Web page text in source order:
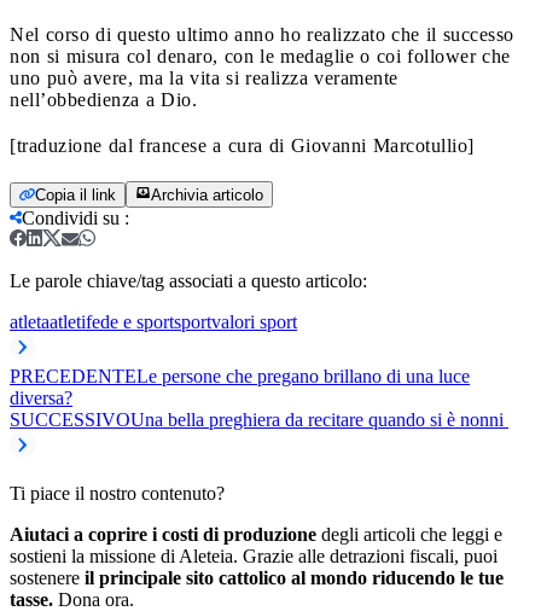
Nel corso di questo ultimo anno ho realizzato che il successo
non si misura col denaro, con le medaglie o coi follower che
uno può avere, ma la vita si realizza veramente
nell’obbedienza a Dio.
[traduzione dal francese a cura di Giovanni Marcotullio]
Copia il link Archivia articolo
Condividi su :
Le parole chiave/tag associati a questo articolo:
atletaatletifede e sportsportvalori sport
PRECEDENTELe persone che pregano brillano di una luce
diversa?
SUCCESSIVOUna bella preghiera da recitare quando si è nonni
Ti piace il nostro contenuto?
Aiutaci a coprire i costi di produzione degli articoli che leggi e
sostieni la missione di Aleteia. Grazie alle detrazioni fiscali, puoi
sostenere il principale sito cattolico al mondo riducendo le tue
tasse. Dona ora.